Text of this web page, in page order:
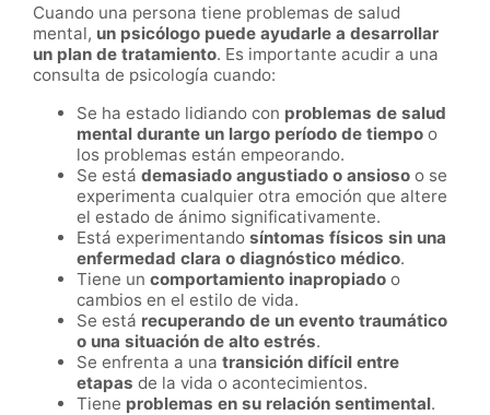
Cuando una persona tiene problemas de salud
mental, un psicólogo puede ayudarle a desarrollar
un plan de tratamiento. Es importante acudir a una
consulta de psicología cuando:
Se ha estado lidiando con problemas de salud
mental durante un largo período de tiempo o
los problemas están empeorando.
Se está demasiado angustiado o ansioso o se
experimenta cualquier otra emoción que altere
el estado de ánimo significativamente.
Está experimentando síntomas físicos sin una
enfermedad clara o diagnóstico médico.
Tiene un comportamiento inapropiado o
cambios en el estilo de vida.
Se está recuperando de un evento traumático
o una situación de alto estrés.
Se enfrenta a una transición difícil entre
etapas de la vida o acontecimientos.
Tiene problemas en su relación sentimental.